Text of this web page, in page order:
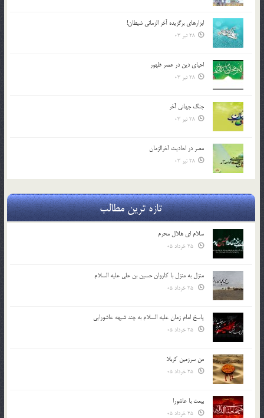
ابزارهاي برگزيده آخر الزماني شيطان!
28 تیر 03
احياي دين در عصر ظهور
28 تیر 03
جنگ جهاني آخر
28 تیر 03
مصر در احادیث آخرالزمان
28 تیر 03
تازه ترین مطالب
سلام ای هلال محرم
منزل به منزل با کاروان حسین بن علی علیه السلام
پاسخ امام زمان علیه السلام به چند شبهه عاشورایی
من سرزمین کربلا
بیعت با عاشورا